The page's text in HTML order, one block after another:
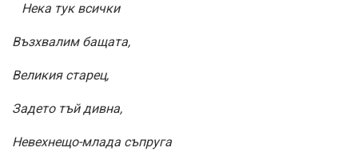
Нека тук всички
Възхвалим бащата,
Великия старец,
Задето тъй дивна,
Невехнещо-млада съпруга